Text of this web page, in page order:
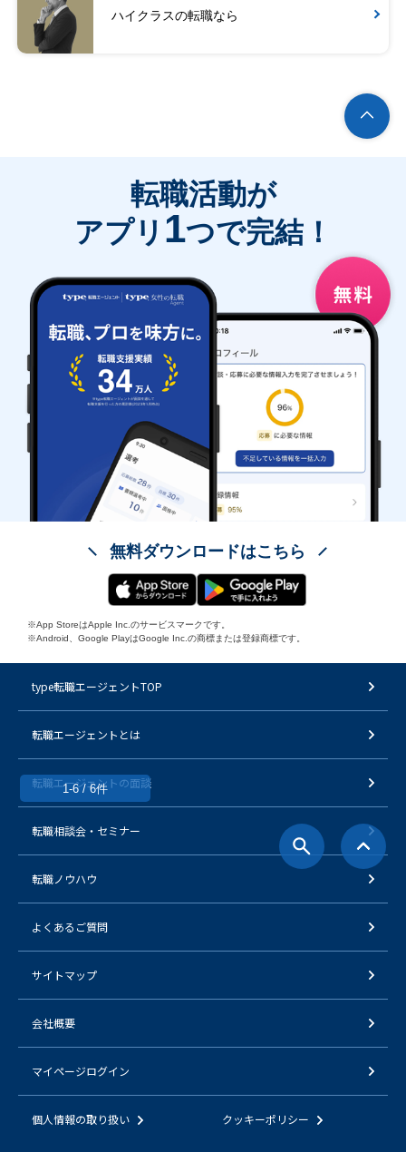
ハイクラスの転職なら
1-6 / 6件
転職活動が
アプリ 1つで完結！
無料ダウンロードはこちら
※App StoreはApple Inc.のサービスマークです。
※Android、Google PlayはGoogle Inc.の商標または登録商標です。
type転職エージェントTOP
転職エージェントとは
転職エージェントの面談
転職相談会・セミナー
転職ノウハウ
よくあるご質問
サイトマップ
会社概要
マイページログイン
個人情報の取り扱い クッキーポリシー